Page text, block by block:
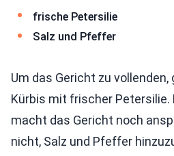
frische Petersilie
Salz und Pfeffer
Um das Gericht zu
Kürbis mit frischer Petersilie.
macht das Gericht noch
nicht, Salz und Pfeffer